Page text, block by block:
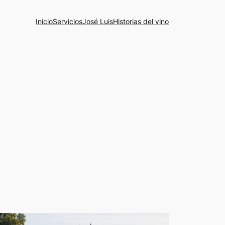
InicioServiciosJosé LuisHistorias del vino